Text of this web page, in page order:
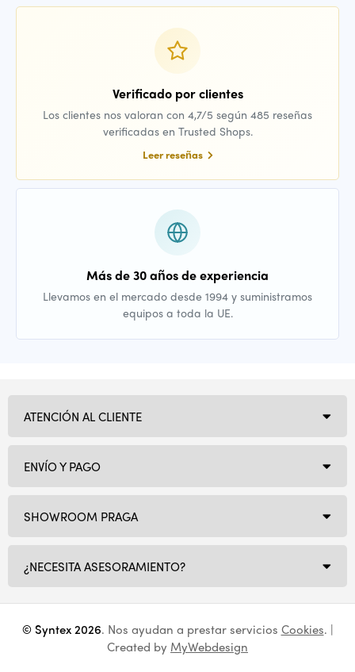
Verificado por clientes
Los clientes nos valoran con 4,7/5 según 485 reseñas
verificadas en Trusted Shops.
Leer reseñas
Más de 30 años de experiencia
Llevamos en el mercado desde 1994 y suministramos
equipos a toda la UE.
SHOWROOM PRAGA
¿NECESITA ASESORAMIENTO?
ATENCIÓN AL CLIENTE
ENVÍO Y PAGO
© Syntex 2026. Nos ayudan a prestar servicios Cookies. |
Created by MyWebdesign